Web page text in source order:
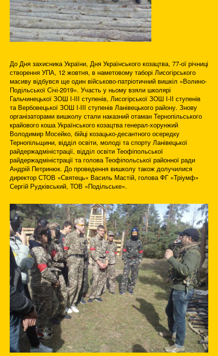
До Дня захисника України, Дня Українського козацтва, 77-ої річниці
створення УПА, 12 жовтня, в наметовому таборі Лисогірського
масиву відбувся ще один військово-патріотичний вишкіл «Волино-
Подільської Січі-2019». Участь у ньому взяли школярі
Гальчинецької ЗОШ І-ІІІ ступенів, Лисогірської ЗОШ І-ІІ ступенів
та Вербовецької ЗОШ І-ІІІ ступенів Ланівецького району. Знову
організаторами вишколу стали наказний отаман Тернопільського
крайового коша Українського козацтва генерал-хорунжий
Володимир Мосейко, бійці козацько-десантного осередку
Тернопільщини, відділ освіти, молоді та спорту Ланівецької
райдержадміністрації, відділ освіти Теофіпольської
райдержадміністрації та голова Теофіпольської районної ради
Андрій Петринюк. До проведення вишколу також долучилися
директор СТОВ «Святець» Василь Мастій, голова ФГ «Тріумф»
Сергій Рудківський, ТОВ «Подільське».